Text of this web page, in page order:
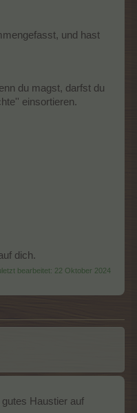
und hast
du magst, darfst du
einsortieren.
dich.
bearbeitet: 22 Oktober 2024
Haustier auf